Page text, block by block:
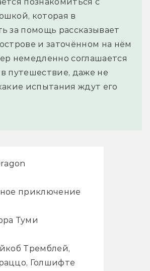
которая в
за помощь рассказывает
и заточённом на нём
немедленно соглашается
путешествие, даже не
испытания ждут его
приключение
Туми
Тремблей,
Голшифте